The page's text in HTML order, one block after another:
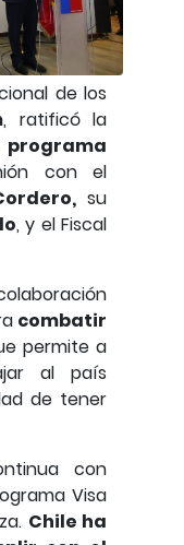
de los
, ratificó la
programa
con el
su
, y el Fiscal
combatir
permite a
al país
de tener
con
Visa
Chile ha